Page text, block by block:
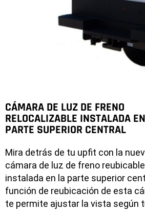
CÁMARA DE LUZ DE FRENO
RELOCALIZABLE INSTALADA
PARTE SUPERIOR CENTRAL
Mira detrás de tu upfit con la
cámara de luz de freno reubicable
instalada en la parte superior
función de reubicación de esta
te permite ajustar la vista según